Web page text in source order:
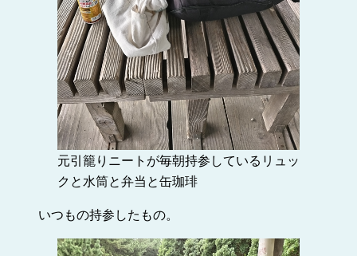
元引籠りニートが毎朝持参しているリュッ
クと水筒と弁当と缶珈琲
いつもの持参したもの。